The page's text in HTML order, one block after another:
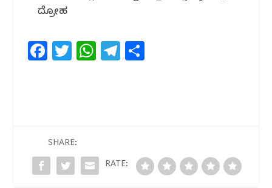
ದ್ರೋಹ
F
b
o
T
r
W
A
p
T
ra
SHARE:
RATE: